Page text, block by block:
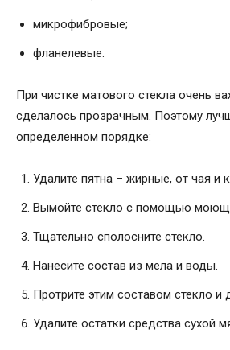
микрофибровые;
фланелевые.
При чистке матового стекла очень
сделалось прозрачным. Поэтому
определенном порядке:
Удалите пятна – жирные, от чая и
Вымойте стекло с помощью
Тщательно сполосните стекло.
Нанесите состав из мела и воды.
Протрите этим составом стекло и
Удалите остатки средства сухой